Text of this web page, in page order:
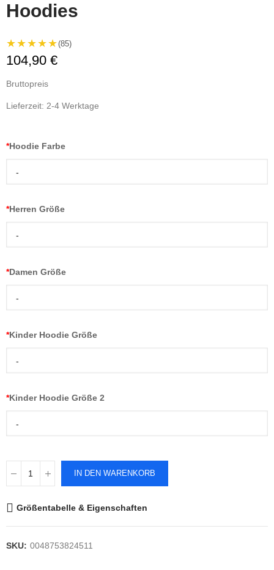
Hoodies
★★★★★(85)
104,90 €
Bruttopreis
Lieferzeit: 2-4 Werktage
*Hoodie Farbe
-
*Herren Größe
-
*Damen Größe
-
*Kinder Hoodie Größe
-
*Kinder Hoodie Größe 2
-
IN DEN WARENKORB
Größentabelle & Eigenschaften
SKU: 0048753824511